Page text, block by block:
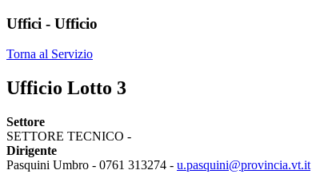
Uffici - Ufficio
Torna al Servizio
Ufficio Lotto 3
Settore
SETTORE TECNICO -
Dirigente
Pasquini Umbro - 0761 313274 - u.pasquini@provincia.vt.it